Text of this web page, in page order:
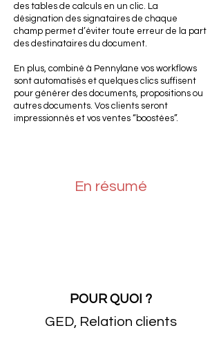
des tables de calculs en un clic. La
désignation des signataires de chaque
champ permet d’éviter toute erreur de la part
des destinataires du document.
En plus, combiné à Pennylane vos workflows
sont automatisés et quelques clics suffisent
pour générer des documents, propositions ou
autres documents. Vos clients seront
impressionnés et vos ventes “boostées”.
En résumé
POUR QUOI ?
GED, Relation clients